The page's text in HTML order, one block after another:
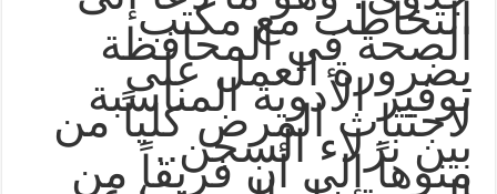
التخاطب مع مكتب
الصحة في المحافظة
بضرورة العمل على
توفير الأدوية المناسبة
لاجتثاث المرض كلياً من
بين نزلاء السجن..
منوهاً إلى أن فريقاً من